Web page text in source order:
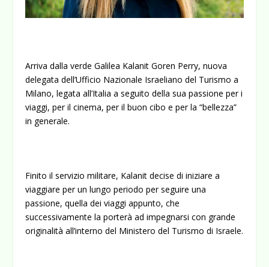
Arriva dalla verde Galilea Kalanit Goren Perry, nuova
delegata dell’Ufficio Nazionale Israeliano del Turismo a
Milano, legata all’Italia a seguito della sua passione per i
viaggi, per il cinema, per il buon cibo e per la “bellezza”
in generale.
Finito il servizio militare, Kalanit decise di iniziare a
viaggiare per un lungo periodo per seguire una
passione, quella dei viaggi appunto, che
successivamente la porterà ad impegnarsi con grande
originalità all’interno del Ministero del Turismo di Israele.